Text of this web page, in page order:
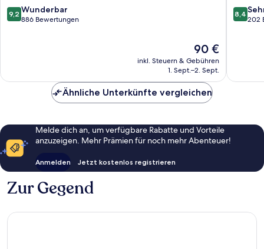
9.2
von
9,2 Wunderbar
886 Bewertungen
Der
Preis
beträgt
90 €
inkl. Steuern & Gebühren
1. Sept.–2. Sept.
8.4
von
8,4
202
Ähnliche Unterkünfte vergleichen
Melde dich an, um verfügbare Rabatte und Vorteile
anzuzeigen. Mehr Prämien für noch mehr Abenteuer!
Anmelden Jetzt kostenlos registrieren
Zur Gegend